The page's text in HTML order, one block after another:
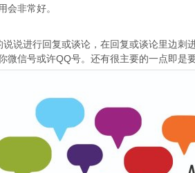
会非常好。
进行回复或谈论，在回复或谈论里边刺
微信号或许QQ号。还有很主要的一点即